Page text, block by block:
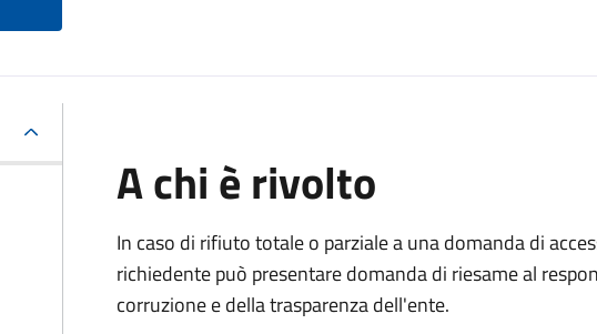
A chi è rivolto
In caso di rifiuto totale o parziale a una domanda di
richiedente può presentare domanda di riesame al
corruzione e della trasparenza dell'ente.